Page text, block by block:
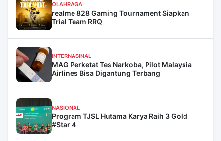
OLAHRAGA
realme 828 Gaming Tournament Siapkan
Trial Team RRQ
INTERNASINAL
MAG Perketat Tes Narkoba, Pilot Malaysia
Airlines Bisa Digantung Terbang
NASIONAL
Program TJSL Hutama Karya Raih 3 Gold
#Star 4